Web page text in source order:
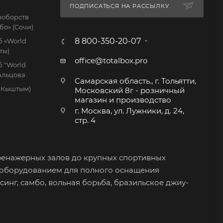
(Сочи)
«World
"World
ПОДПИСАТЬСЯ НА РАССЫЛКУ
8 800-350-20-07
office@totalbox.pro
Самарская область., г. Тольятти,
Московский 8г - розничный
магазин и производство
г. Москва, ул. Лужники, д. 24,
стр. 4
залов до крупных спортивных
для полного оснащения
самбо, вольная борьба, бразильское джиу-